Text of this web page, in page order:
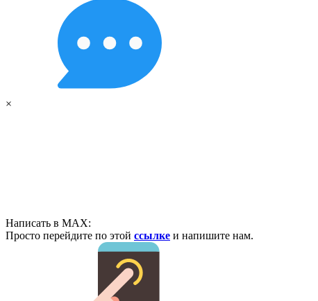
×
Написать в MAX:
Просто перейдите по этой ссылке и напишите нам.